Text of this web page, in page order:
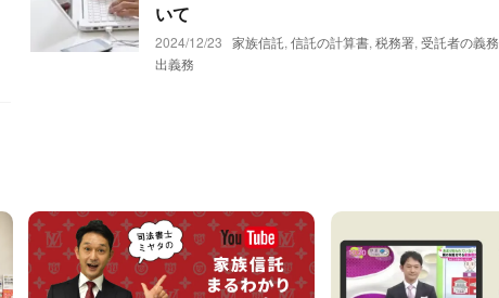
いて
2024/12/23 家族信託,信託の計算書,税務署,受託者の義務
出義務